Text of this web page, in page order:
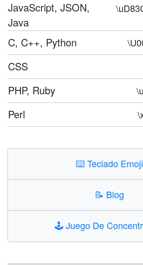
JavaScript, JSON,
Java
C, C++, Python
CSS
PHP, Ruby
Perl
⌨️Teclado Emoji
📝 Blog
🕹️Juego De